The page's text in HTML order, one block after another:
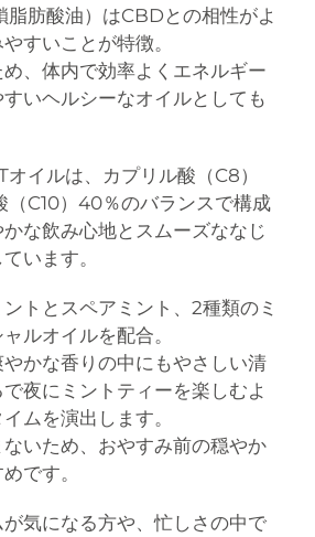
脂肪酸油）はCBDとの相性がよ
すいことが特徴。
、体内で効率よくエネルギー
いヘルシーなオイルとしても
イルは、カプリル酸（C8）
（C10）40％のバランスで構成
な飲み心地とスムーズななじ
います。
トとスペアミント、2種類のミ
ルオイルを配合。
かな香りの中にもやさしい清
夜にミントティーを楽しむよ
ムを演出します。
いため、おやすみ前の穏やか
です。
気になる方や、忙しさの中で